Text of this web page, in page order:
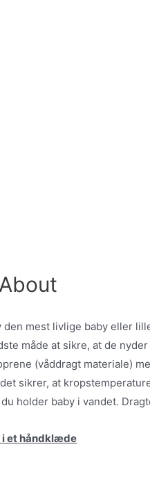
mest livlige baby eller
måde at sikre, at de
(våddragt materiale)
sikrer, at
holder baby i vandet.
i et håndklæde